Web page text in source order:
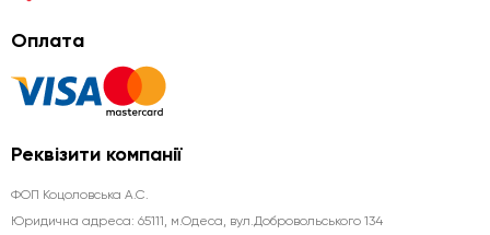
Оплата
Реквізити компанії
ФОП Коцоловська А.С.
Юридична aдреса: 65111, м.Одеса, вул.Добровольського 134